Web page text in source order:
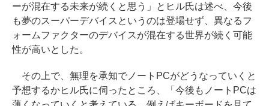
ーが混在する未来が続くと思う」とヒル氏は述べ、今後
も夢のスーパーデバイスというのは登場せず、異なるフ
ォームファクターのデバイスが混在する世界が続く可能
性が高いとした。
その上で、無理を承知でノートPCがどうなっていくと
予想するかヒル氏に伺ったところ、「今後もノートPCは